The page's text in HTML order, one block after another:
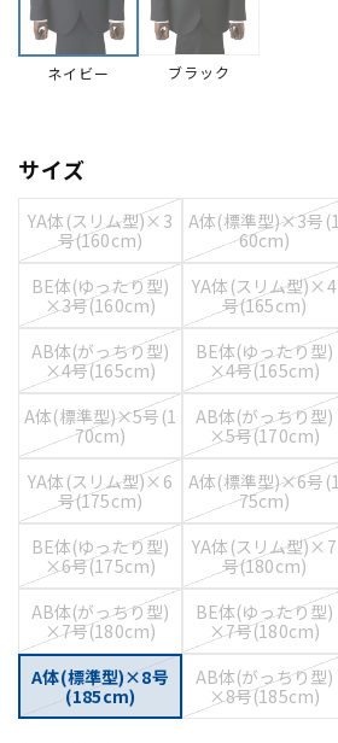
ネイビー ブラック
サイズ
YA体(スリム型)×3
号(160cm)
A体(標準型)×3号(1
60cm)
BE体(ゆったり型)
×3号(160cm)
YA体(スリム型)×4
号(165cm)
AB体(がっちり型)
×4号(165cm)
BE体(ゆったり型)
×4号(165cm)
A体(標準型)×5号(1
70cm)
AB体(がっちり型)
×5号(170cm)
YA体(スリム型)×6
号(175cm)
A体(標準型)×6号(1
75cm)
BE体(ゆったり型)
×6号(175cm)
YA体(スリム型)×7
号(180cm)
AB体(がっちり型)
×7号(180cm)
BE体(ゆったり型)
×7号(180cm)
A体(標準型)×8号
(185cm)
AB体(がっちり型)
×8号(185cm)